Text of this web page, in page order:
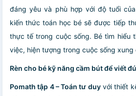
đáng yêu và phù hợp với độ tuổi
kiến thức toán học bé sẽ được tiếp
thực tế trong cuộc sống. Bé tìm hiểu
việc, hiện tượng trong cuộc sống xung
Rèn cho bé kỹ năng cầm bút để viết
Pomath tập 4 – Toán tư duyvới thiết